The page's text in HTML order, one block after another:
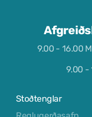
9.00 - 16.00
9.00 -
Stoðtenglar